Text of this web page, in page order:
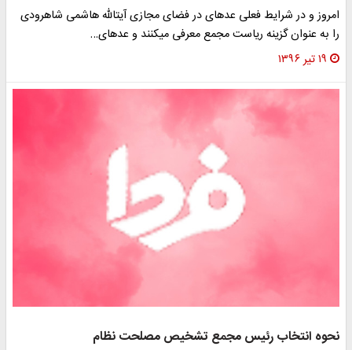
امروز و در شرایط فعلی عده‎ای در فضای مجازی آیت‎الله هاشمی شاهرودی
را به عنوان گزینه ریاست مجمع معرفی می‎کنند و عده‎ای…
۱۹ تیر ۱۳۹۶
نحوه انتخاب رئیس مجمع تشخیص مصلحت نظام